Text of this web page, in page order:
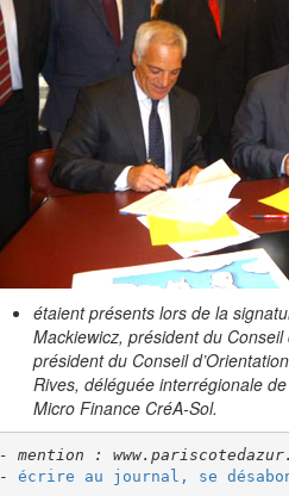
étaient présents lors de la
Mackiewicz, président du
président du Conseil
Rives, déléguée interrégionale
Micro Finance CréA-Sol.
- mention :
- écrire au journal, se